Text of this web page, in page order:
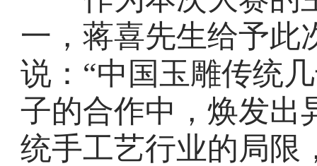
一，蒋喜先生给予此
说：“中国玉雕传统
子的合作中，焕发出
统手工艺行业的局限